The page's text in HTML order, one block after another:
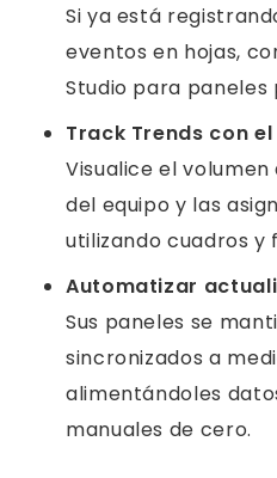
Si ya está
eventos en hojas,
Studio para paneles
Track Trends con
Visualice el
del equipo y las
utilizando cuadros y
Automatizar
Sus paneles se
sincronizados a
alimentándoles
manuales de cero.